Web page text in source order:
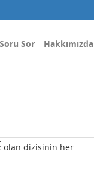
Sor Hakkımızda
olan dizisinin her